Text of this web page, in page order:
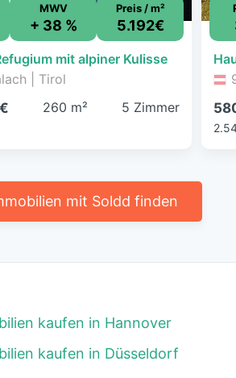
MWV
+ 38 %
Preis / m²
5.192€
mit alpiner Kulisse
| Tirol
260 m² 5 Zimmer
mit Soldd finden
kaufen in Hannover
kaufen in Düsseldorf